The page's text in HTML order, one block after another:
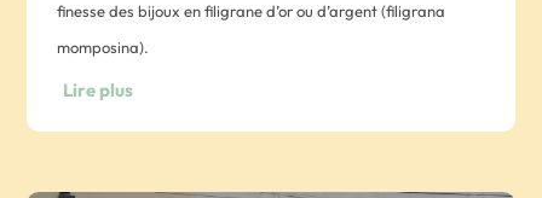
finesse des bijoux en filigrane d’or ou d’argent (filigrana
momposina).
embarcation traditionnelle. Au fil de l’eau, vous profiterez
Lire plus